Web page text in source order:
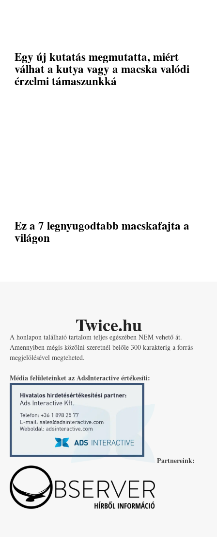
Egy új kutatás megmutatta, miért
válhat a kutya vagy a macska valódi
érzelmi támaszunkká
Ez a 7 legnyugodtabb macskafajta a
világon
Twice.hu
A honlapon található tartalom teljes egészében NEM vehető át.
Amennyiben mégis közölni szeretnél belőle 300 karakterig a forrás
megjelölésével megteheted.
Média felületeinket az AdsInteractive értékesíti:
Partnereink: